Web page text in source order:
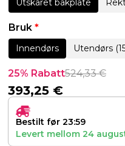
Utskåret bakplate
Bruk *
Innendørs Utendørs
25% Rabatt524,33€
393,25 €
Bestilt før 23:59
Levert mellom 24